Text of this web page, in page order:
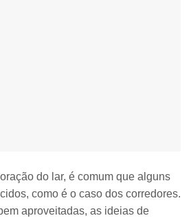
do lar, é comum que alguns
como é o caso dos corredores.
aproveitadas, as ideias de